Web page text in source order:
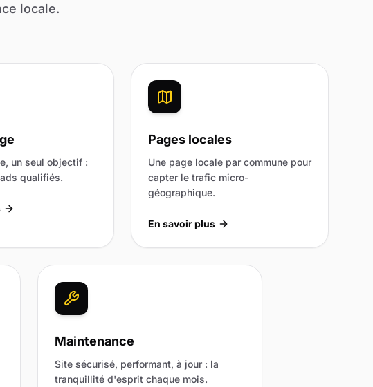
locale.
un seul objectif :
qualifiés.
Pages locales
Une page locale par commune pour
capter le trafic micro-
géographique.
En savoir plus
Maintenance
Site sécurisé, performant, à jour : la
tranquillité d'esprit chaque mois.